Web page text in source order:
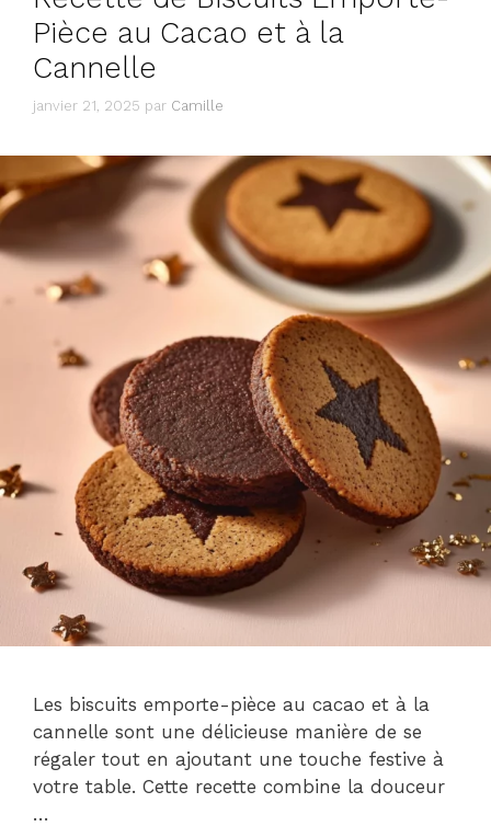
Pièce au Cacao et à la
Cannelle
janvier 21, 2025 par Camille
Les biscuits emporte-pièce au cacao et à la
cannelle sont une délicieuse manière de se
régaler tout en ajoutant une touche festive à
votre table. Cette recette combine la douceur
…